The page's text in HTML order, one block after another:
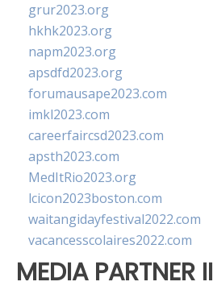
grur2023.org
hkhk2023.org
napm2023.org
apsdfd2023.org
forumausape2023.com
imkl2023.com
careerfaircsd2023.com
apsth2023.com
MedItRio2023.org
lcicon2023boston.com
waitangidayfestival2022.com
vacancesscolaires2022.com
MEDIA PARTNER II